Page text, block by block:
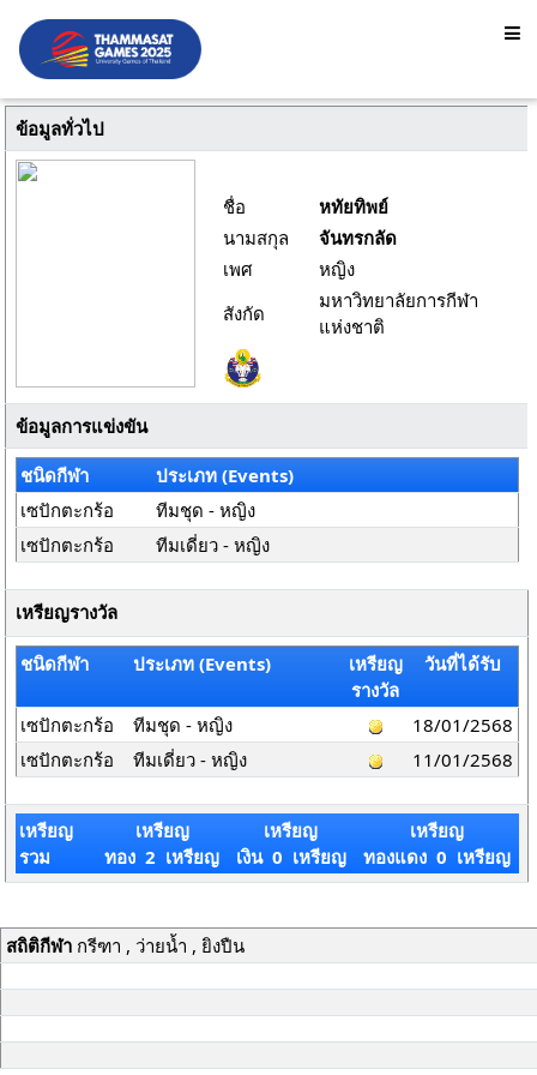
ข้อมูลทั่วไป
ชื่อ
หทัยทิพย์
นามสกุล
จันทรกลัด
เพศ
หญิง
สังกัด
มหาวิทยาลัยการกีฬา
แห่งชาติ
ข้อมูลการแข่งขัน
ชนิดกีฬา
ประเภท (Events)
เซปักตะกร้อ
ทีมชุด - หญิง
เซปักตะกร้อ
ทีมเดี่ยว - หญิง
เหรียญรางวัล
ชนิดกีฬา ประเภท (Events)
เหรียญ
รางวัล
วันที่ได้รับ
เซปักตะกร้อ ทีมชุด - หญิง
18/01/2568
เซปักตะกร้อ
ทีมเดี่ยว - หญิง 11/01/2568
เหรียญ
รวม
เหรียญ
ทอง 2 เหรียญ
เหรียญ
เงิน 0 เหรียญ
เหรียญ
ทองแดง 0 เหรียญ
สถิติกีฬากรีฑา , ว่ายน้ำ , ยิงปืน